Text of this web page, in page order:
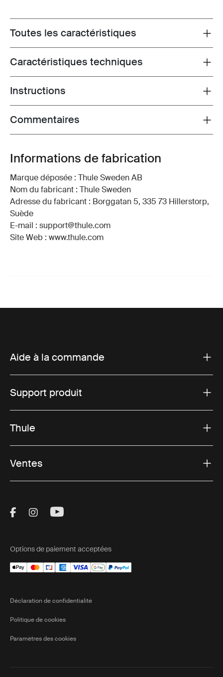
Toggle features
Toutes les caractéristiques
Toggle techspec
Caractéristiques techniques
Toggle guides and instructions
Instructions
Toggle overview
Commentaires
Informations de fabrication
Marque déposée : Thule Sweden AB
Nom du fabricant : Thule Sweden
Adresse du fabricant : Borggatan 5, 335 73 Hillerstorp,
Suède
E-mail : support@thule.com
Site Web : www.thule.com
Aide à la commande
Support produit
Thule
Ventes
Visit Thule on Facebook (external link)
Visit Thule on Instagram (external link)
Visit Thule on Youtube (external
Options de paiement acceptées
Déclaration de confidentialité
Politique de cookies
Paramètres des cookies